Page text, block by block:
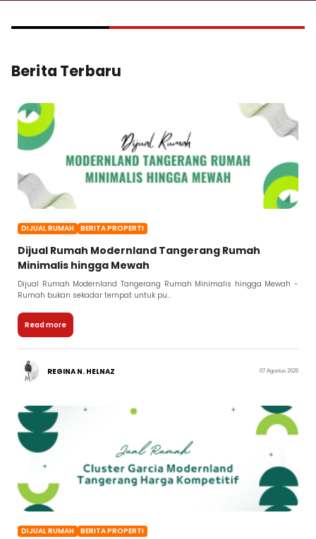
Berita Terbaru
DIJUAL RUMAH BERITA PROPERTI
Dijual Rumah Modernland Tangerang Rumah
Minimalis hingga Mewah
Dijual Rumah Modernland Tangerang Rumah Minimalis hingga Mewah -
Rumah bukan sekadar tempat untuk pu...
Read more
REGINA N. HELNAZ 07 Agustus 2026
DIJUAL RUMAH BERITA PROPERTI